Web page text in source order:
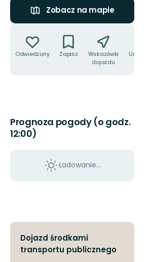
Zobacz na mapie
Odwiedzony Zapisz
Wskazówki
dojazdu
Prognoza pogody (o godz.
12:00)
Ładowanie...
Dojazd środkami
transportu publicznego